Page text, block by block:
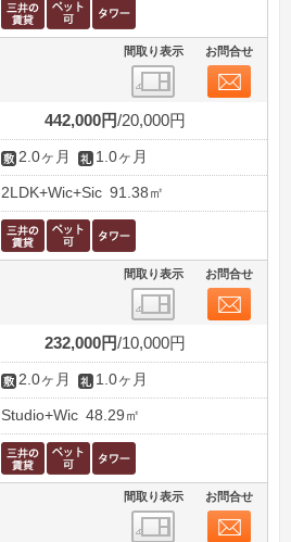
間取り表示 お問合せ
442,000円 20,000円
2.0ヶ月 1.0ヶ月
2LDK+Wic+Sic 91.38㎡
間取り表示 お問合せ
232,000円 10,000円
2.0ヶ月 1.0ヶ月
Studio+Wic 48.29㎡
間取り表示 お問合せ